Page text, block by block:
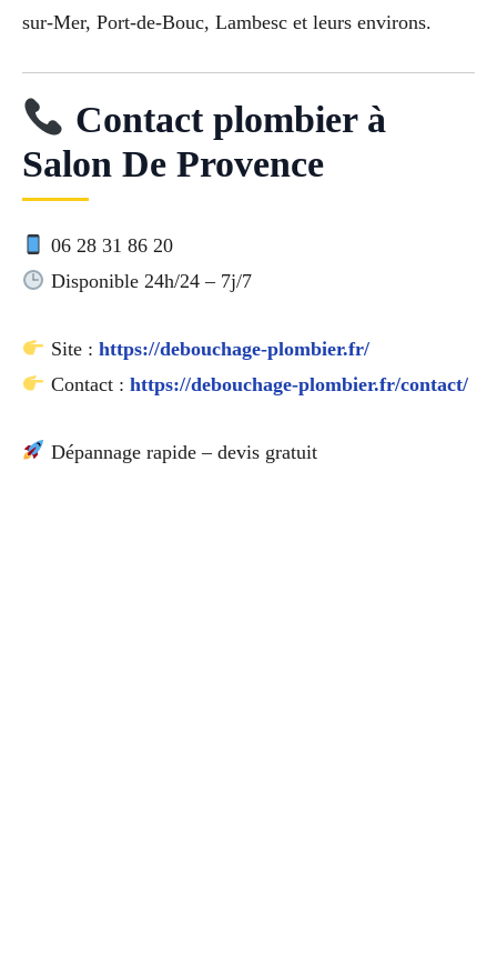
sur-Mer, Port-de-Bouc, Lambesc et leurs environs.
Contact plombier à
Salon De Provence
06 28 31 86 20
Disponible 24h/24 – 7j/7
Site : https://debouchage-plombier.fr/
Contact : https://debouchage-plombier.fr/contact/
Dépannage rapide – devis gratuit